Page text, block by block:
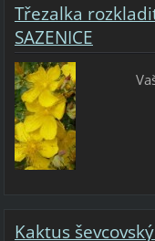
Třezalka
SAZENICE
Kaktus